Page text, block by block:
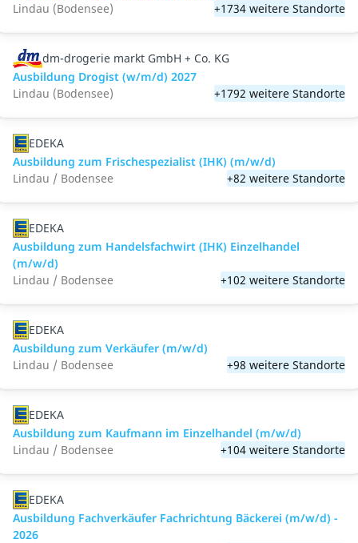
Lindau (Bodensee)
+1734 weitere Standorte
dm-drogerie markt GmbH + Co. KG
Ausbildung Drogist (w/m/d) 2027
Lindau (Bodensee)
+1792 weitere Standorte
EDEKA
Ausbildung zum Frischespezialist (IHK) (m/w/d)
Lindau / Bodensee
+82 weitere Standorte
EDEKA
Ausbildung zum Handelsfachwirt (IHK) Einzelhandel
(m/w/d)
Lindau / Bodensee
+102 weitere Standorte
EDEKA
Ausbildung zum Verkäufer (m/w/d)
Lindau / Bodensee
+98 weitere Standorte
EDEKA
Ausbildung zum Kaufmann im Einzelhandel (m/w/d)
Lindau / Bodensee
+104 weitere Standorte
EDEKA
Ausbildung Fachverkäufer Fachrichtung Bäckerei (m/w/d) -
2026